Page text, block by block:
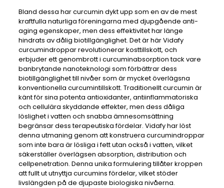
Bland dessa har curcumin dykt upp som en av de mest
kraftfulla naturliga föreningarna med djupgående anti-
aging egenskaper, men dess effektivitet har länge
hindrats av dålig biotillgänglighet. Det är här Vidafy
curcumindroppar revolutionerar kosttillskott, och
erbjuder ett genombrott i curcuminabsorption tack vare
banbrytande nanoteknologi som förbättrar dess
biotillgänglighet till nivåer som är mycket överlägsna
konventionella curcumintillskott. Traditionellt curcumin är
känt för sina potenta antioxidanter, antiinflammatoriska
och cellulära skyddande effekter, men dess dåliga
löslighet i vatten och snabba ämnesomsättning
begränsar dess terapeutiska fördelar. Vidafy har löst
denna utmaning genom att konstruera curcumindroppar
som inte bara är lösliga i fett utan också i vatten, vilket
säkerställer överlägsen absorption, distribution och
cellpenetration. Denna unika formulering tillåter kroppen
att fullt ut utnyttja curcumins fördelar, vilket stöder
livslängden på de djupaste biologiska nivåerna.